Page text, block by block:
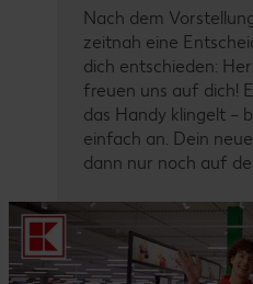
Nach dem
zeitnah eine
dich entschieden:
freuen uns auf dich!
das Handy klingelt –
einfach an. Dein
dann nur noch auf